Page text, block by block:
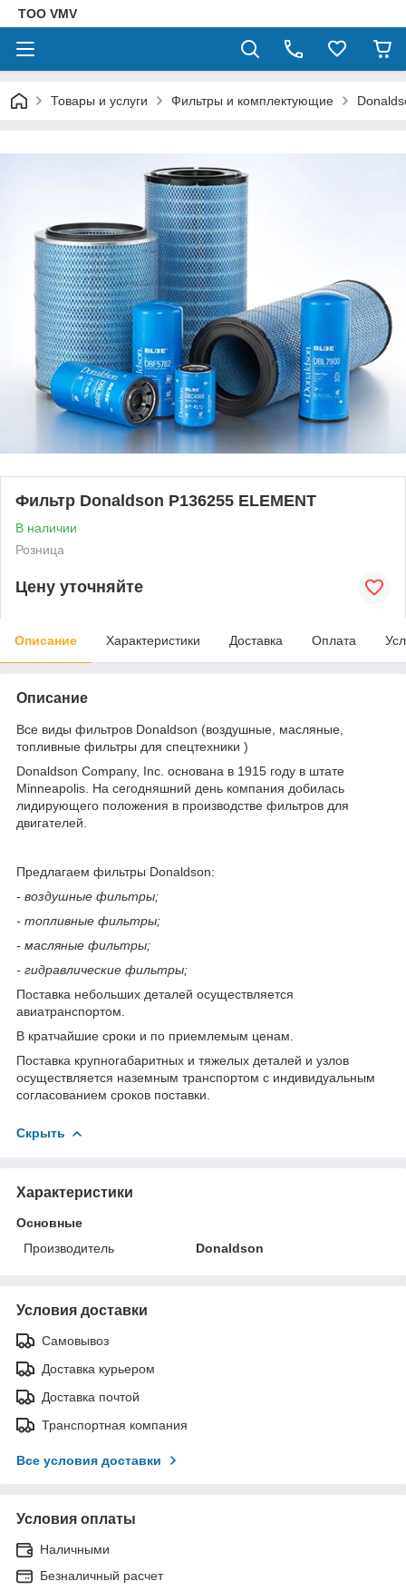
ТОО VMV
Товары и услуги Фильтры и комплектующие
Фильтр Donaldson P136255 ELEMENT
В наличии
Розница
Цену уточняйте
Описание Характеристики Доставка Оплата
Описание
Все виды фильтров Donaldson (воздушные, масляные,
топливные фильтры для спецтехники )
Donaldson Company, Inc. основана в 1915 году в штате
Minneapolis. На сегодняшний день компания добилась
лидирующего положения в производстве фильтров для
двигателей.
Предлагаем фильтры Donaldson:
- воздушные фильтры;
- топливные фильтры;
- масляные фильтры;
- гидравлические фильтры;
Поставка небольших деталей осуществляется
авиатранспортом.
В кратчайшие сроки и по приемлемым ценам.
Поставка крупногабаритных и тяжелых деталей и узлов
осуществляется наземным транспортом с индивидуальным
согласованием сроков поставки.
Скрыть
Характеристики
Основные
Производитель
Donaldson
Условия доставки
Самовывоз
Доставка курьером
Доставка почтой
Транспортная компания
Все условия доставки
Условия оплаты
Наличными
Безналичный расчет